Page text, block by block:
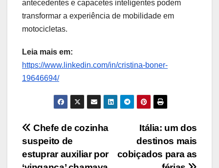
antecedentes e capacetes inteligentes podem
transformar a experiência de mobilidade em
motocicletas.
Leia mais em:
https://www.linkedin.com/in/cristina-boner-
19646694/
Navegação
de
Itália: um dos
destinos mais
cobiçados para as
Chefe de cozinha
suspeito de
estuprar auxiliar por